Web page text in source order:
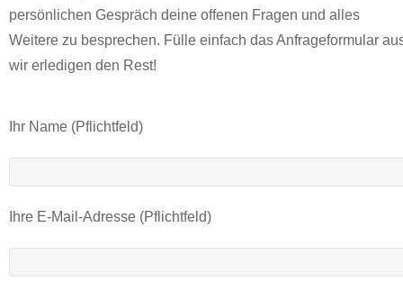
persönlichen Gespräch deine offenen Fragen und alles
Weitere zu besprechen. Fülle einfach das Anfrageformular
wir erledigen den Rest!
Ihr Name (Pflichtfeld)
Ihre E-Mail-Adresse (Pflichtfeld)
Blog
Kontakt